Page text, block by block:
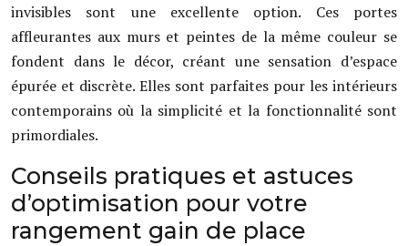
invisibles sont une excellente option. Ces portes
affleurantes aux murs et peintes de la même couleur se
fondent dans le décor, créant une sensation d’espace
épurée et discrète. Elles sont parfaites pour les intérieurs
contemporains où la simplicité et la fonctionnalité sont
primordiales.
Conseils pratiques et astuces
d’optimisation pour votre
rangement gain de place